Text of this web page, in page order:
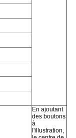
En ajoutant
des boutons
à
l'illustration,